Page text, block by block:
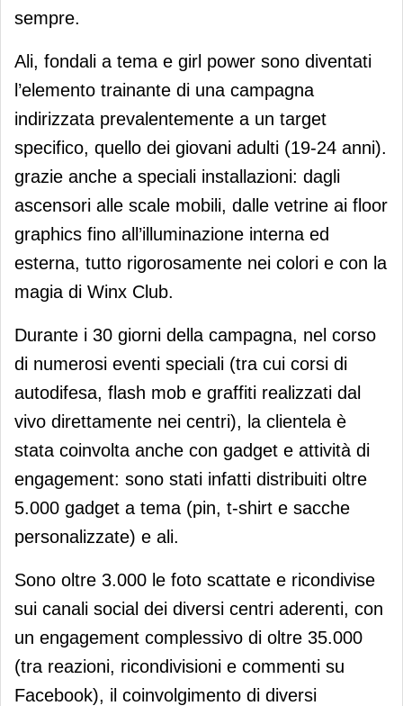
sempre.
Ali, fondali a tema e girl power sono diventati
l’elemento trainante di una campagna
indirizzata prevalentemente a un target
specifico, quello dei giovani adulti (19-24 anni).
grazie anche a speciali installazioni: dagli
ascensori alle scale mobili, dalle vetrine ai floor
graphics fino all’illuminazione interna ed
esterna, tutto rigorosamente nei colori e con la
magia di Winx Club.
Durante i 30 giorni della campagna, nel corso
di numerosi eventi speciali (tra cui corsi di
autodifesa, flash mob e graffiti realizzati dal
vivo direttamente nei centri), la clientela è
stata coinvolta anche con gadget e attività di
engagement: sono stati infatti distribuiti oltre
5.000 gadget a tema (pin, t-shirt e sacche
personalizzate) e ali.
Sono oltre 3.000 le foto scattate e ricondivise
sui canali social dei diversi centri aderenti, con
un engagement complessivo di oltre 35.000
(tra reazioni, ricondivisioni e commenti su
Facebook), il coinvolgimento di diversi